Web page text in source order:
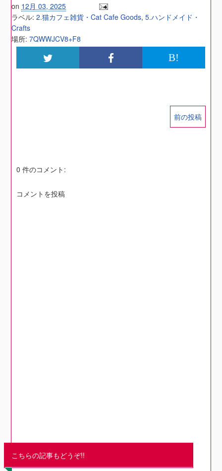
on 12月 03, 2025
ラベル:2.猫カフェ雑貨・Cat Cafe Goods,5.ハンドメイド・
Crafts
場所:7QWWJCV8+F8
B!
前の投稿
0 件のコメント:
コメントを投稿
こちらの記事もどうぞ!!